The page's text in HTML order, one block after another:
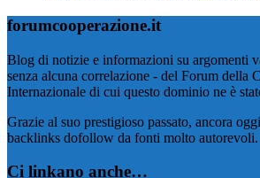
forumcooperazione.it
Blog di notizie e informazioni su argomenti
senza alcuna correlazione - del Forum della
Internazionale di cui questo dominio ne è
Grazie al suo prestigioso passato, ancora
backlinks dofollow da fonti molto autorevoli.
Ci linkano anche…